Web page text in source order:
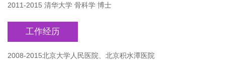
2011-2015 清华大学 骨科学 博士
工作经历
2008-2015北京大学人民医院、北京积水潭医院